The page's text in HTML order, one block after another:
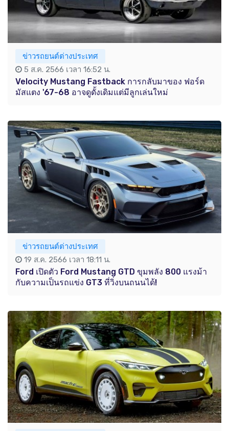
ข่าวรถยนต์ต่างประเทศ
5 ส.ค. 2566 เวลา 16:52 น.
Velocity Mustang Fastback การกลับมาของ ฟอร์ด
มัสแตง '67-68 อาจดูดั้งเดิมแต่มีลูกเล่นใหม่
ข่าวรถยนต์ต่างประเทศ
19 ส.ค. 2566 เวลา 18:11 น.
Ford เปิดตัว Ford Mustang GTD ขุมพลัง 800 แรงม้า
กับความเป็นรถแข่ง GT3 ที่วิ่งบนถนนได้!